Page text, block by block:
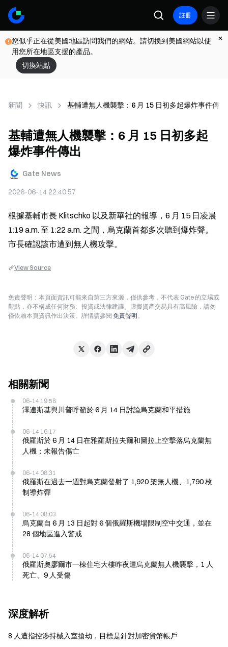
註冊
您似乎正在從美國地區訪問我們的網站。請切換到美國網站以使
用您所在地區支援的產品。
切換站點
新聞 快訊 基輔遭無人機襲擊：6 月 15 日初多起爆炸事件傳出
基輔遭無人機襲擊：6 月 15 日初多起
爆炸事件傳出
Gate News
2026-06-14 22:40:57
根據基輔市長 Klitschko 以及新華社的報導，6 月 15 日凌晨
1:19 a.m. 至 1:22 a.m. 之間，烏克蘭首都多次聽到爆炸聲。
市長確認該市遭到無人機攻擊。
View Source
免責聲明：本頁面資訊可能來自第三方來源，僅供參考，不代表 Gate 的立場或
觀點，亦不構成任何財務、投資或法律建議。虛擬資產交易具有高風險，請勿
僅依賴本頁資訊作出決策。詳情請參閱 免責聲明。
相關新聞
06-14 19:58
澤連斯基與川普呼籲於 6 月 14 日討論烏克蘭和平措施
06-14 16:17
俄羅斯於 6 月 14 日在雅羅斯拉夫爾和圖拉上空擊落烏克蘭無
人機；未報告傷亡
06-14 08:31
俄羅斯在過去一週對烏克蘭發射了 1,920 架無人機、1,790 枚
制導炸彈
06-14 08:03
烏克蘭自 6 月 13 日起對 6 個俄羅斯機場限制空中交通，並在
28 個地區進入警戒
06-14 07:54
俄羅斯奧廖爾市一棟住宅大樓昨夜遭烏克蘭無人機襲擊，1 人
死亡、9 人受傷
深度解析
8 人遭指控涉持械入室搶劫，目標是針對加密貨幣帳戶